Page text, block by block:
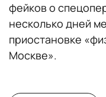
фейков о
несколько дней
приостановке
Москве».